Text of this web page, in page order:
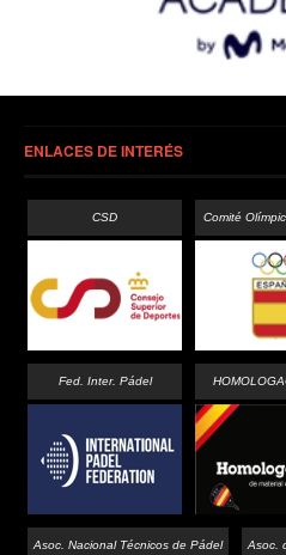
ENLACES DE INTERÉS
CSD Comité
Fed. Inter. Pádel
Asoc. Nacional Técnicos de Pádel Asoc.